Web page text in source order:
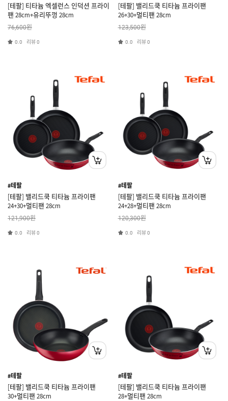
[테팔] 티타늄 엑셀런스 인덕션 프라이
팬 28cm+유리뚜껑 28cm
76,600원
0.0 리뷰0
[테팔] 밸리드쿡 티타늄 프라이팬
26+30+멀티팬 28cm
123,500원
0.0 리뷰0
#테팔
[테팔] 밸리드쿡 티타늄 프라이팬
24+30+멀티팬 28cm
121,900원
0.0 리뷰0
#테팔
[테팔] 밸리드쿡 티타늄 프라이팬
24+28+멀티팬 28cm
120,300원
0.0 리뷰0
#테팔
[테팔] 밸리드쿡 티타늄 프라이팬
30+멀티팬 28cm
#테팔
[테팔] 밸리드쿡 티타늄 프라이팬
28+멀티팬 28cm